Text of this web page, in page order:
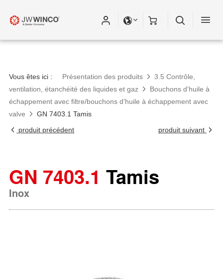
Vous êtes ici : Présentation des produits
3.5 Contrôle,
ventilation, étanchéité des liquides et gaz
Bouchons d’huile à
échappement avec filtre/bouchons d’huile à échappement avec
valve
GN 7403.1 Tamis
produit précédent
produit suivant
GN 7403.1 Tamis
Inox